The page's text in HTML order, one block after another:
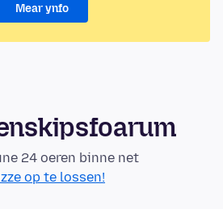
Mear ynfo
24 oeren binne net
op te lossen!